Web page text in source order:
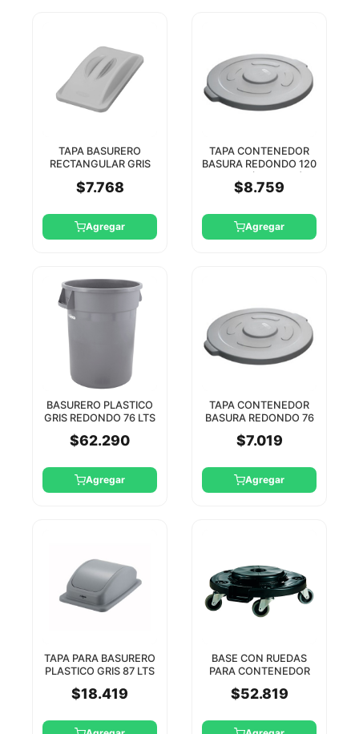
TAPA BASURERO
RECTANGULAR GRIS
$7.768
Agregar
TAPA CONTENEDOR
BASURA REDONDO 120
JIWINS
$8.759
Agregar
BASURERO PLASTICO
GRIS REDONDO 76 LTS
$62.290
Agregar
TAPA CONTENEDOR
BASURA REDONDO 76
$7.019
Agregar
TAPA PARA BASURERO
PLASTICO GRIS 87 LTS
$18.419
BASE CON RUEDAS
PARA CONTENEDOR
JIWINS
$52.819